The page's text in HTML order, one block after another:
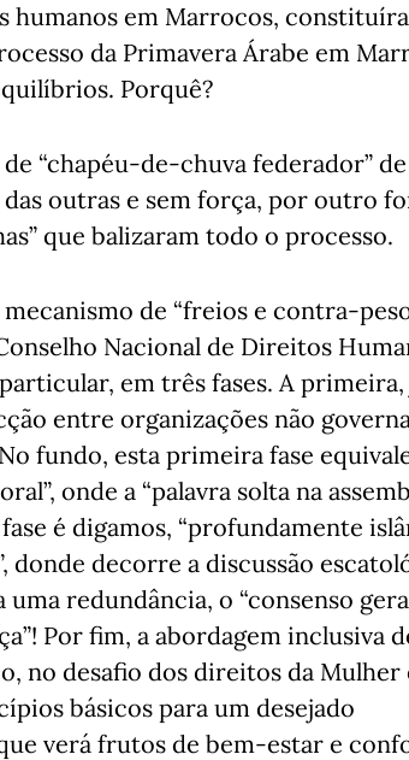
humanos em Marrocos,
da Primavera Árabe em
Porquê?
“chapéu-de-chuva federador”
das outras e sem força, por outro
que balizaram todo o processo.
de “freios e contra-
Nacional de Direitos
em três fases. A
entre organizações não
fundo, esta primeira fase
onde a “palavra solta na
é digamos, “profundamente
donde decorre a discussão
redundância, o “consenso
Por fim, a abordagem inclusiva
no desafio dos direitos da Mulher
básicos para um desejado
verá frutos de bem-estar e